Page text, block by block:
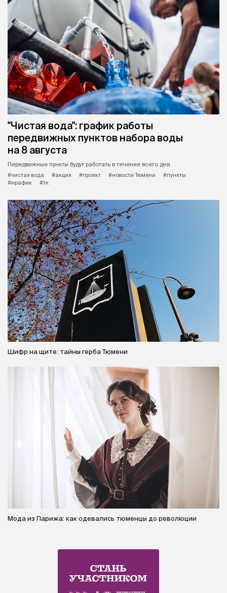
"Чистая вода": график работы
передвижных пунктов набора воды
на 8 августа
Передвижные пункты будут работать в течение всего дня.
#чистая вода
#акция #проект #новости Тюмени
#пункты
#нрафик
#тк
Шифр на щите: тайны герба Тюмени
Мода из Парижа: как одевались тюменцы до революции